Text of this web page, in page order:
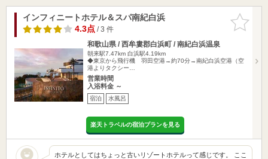
お気に入
りに追加
インフィニートホテル＆スパ南紀白浜
4.3点/ 3 件
和歌山県 / 西牟婁郡白浜町 / 南紀白浜温泉
朝来駅7.47km 白浜駅4.19km
◆東京から飛行機 羽田空港→約70分→南紀白浜空港（空
港よりタクシー…
営業時間
入浴料金 ～
宿泊 水風呂
楽天トラベルの宿泊プランを見る
ホテルとしてはちょっと古いリゾートホテルって感じです。 ここ